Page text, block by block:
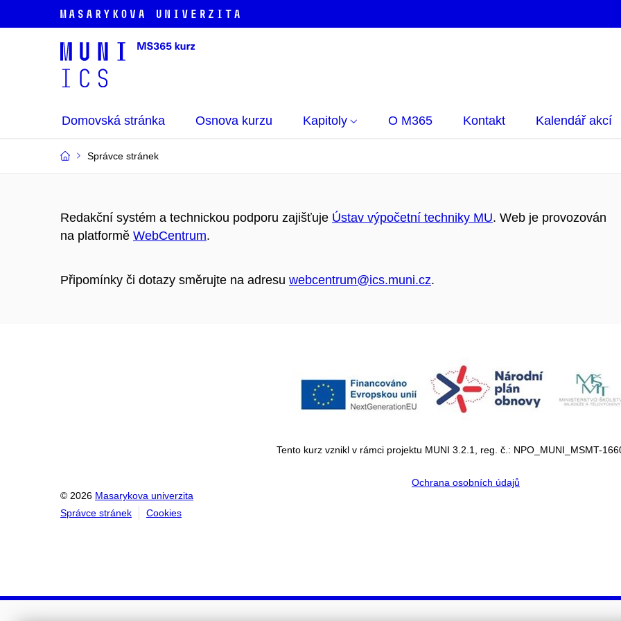
Domovská stránka Osnova kurzu Kapitoly O M365 Kontakt Kalendář akcí
Správce stránek
Redakční systém a technickou podporu zajišťuje Ústav výpočetní techniky MU. Web je provozován
na platformě WebCentrum.
Připomínky či dotazy směrujte na adresu webcentrum@ics.muni.cz.
Tento kurz vznikl v rámci projektu MUNI 3.2.1, reg. č.: NPO_MUNI_MSMT-
Ochrana osobních údajů
© 2026 Masarykova univerzita
Správce stránek
Cookies